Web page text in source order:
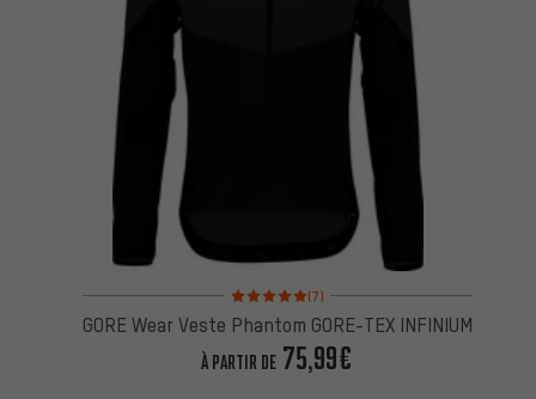
Note moyenne : 5 sur 5 d'après 7 avis
(7)
GORE Wear Veste Phantom GORE-TEX INFINIUM
À PARTIR DE 75,99€